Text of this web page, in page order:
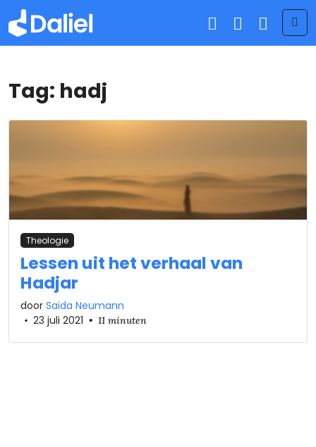
Tag: hadj
Theologie
Lessen uit het verhaal van
Hadjar
door Saida Neumann
• 23 juli 2021 • 11 minuten